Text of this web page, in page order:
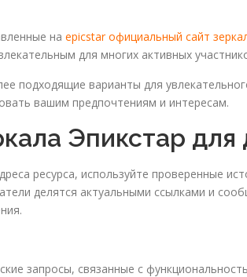
на epicstar официальный сайт
для многих активных
подходящие варианты для
вашим предпочтениям и интересам.
Эпикстар для
ресурса, используйте проверенные
делятся актуальными ссылками и
запросы, связанные с